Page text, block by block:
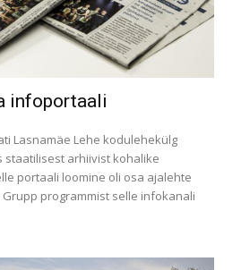
infoportaali
Lasnamäe Lehe kodulehekülg
staatilisest arhiivist kohalike
portaali loomine oli osa ajalehte
programmist selle infokanali